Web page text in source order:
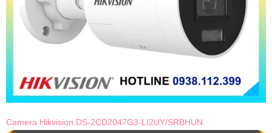
Camera Hikvision DS-2CD2047G3-LI2UY/SRBHUN